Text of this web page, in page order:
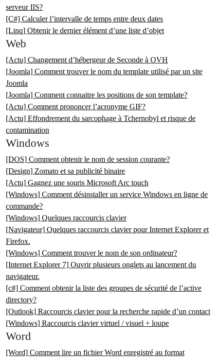
serveur IIS?
[C#] Calculer l’intervalle de temps entre deux dates
[Linq] Obtenir le dernier élément d’une liste d’objet
Web
[Actu] Changement d’hébergeur de Seconde à OVH
[Joomla] Comment trouver le nom du template utilisé par un site
Joomla
[Joomla] Comment connaitre les positions de son template?
[Actu] Comment prononcer l’acronyme GIF?
[Actu] Effondrement du sarcophage à Tchernobyl et risque de
contamination
Windows
[DOS] Comment obtenir le nom de session courante?
[Design] Zomato et sa publicité binaire
[Actu] Gagnez une souris Microsoft Arc touch
[Windows] Comment désinstaller un service Windows en ligne de
commande?
[Windows] Quelques raccourcis clavier
[Navigateur] Quelques raccourcis clavier pour Internet Explorer et
Firefox.
[Windows] Comment trouver le nom de son ordinateur?
[Internet Explorer 7] Ouvrir plusieurs onglets au lancement du
navigateur.
[c#] Comment obtenir la liste des groupes de sécurité de l’active
directory?
[Outlook] Raccourcis clavier pour la recherche rapide d’un contact
[Windows] Raccourcis clavier virtuel / visuel + loupe
Word
[Word] Comment lire un fichier Word enregistré au format